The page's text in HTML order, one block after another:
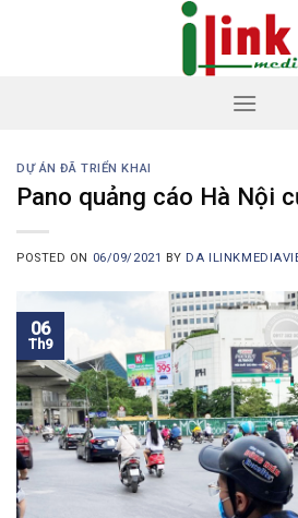
DỰ ÁN ĐÃ TRIỂN KHAI
Pano quảng cáo Hà Nội
POSTED ON 06/09/2021 BY DA
06
Th9